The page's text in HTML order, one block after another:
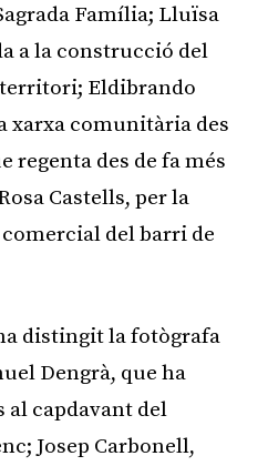
Família; Lluïsa
a la construcció del
Eldibrando
xarxa comunitària des
regenta des de fa més
Castells, per la
del barri de
distingit la fotògrafa
Dengrà, que ha
al capdavant del
Josep Carbonell,